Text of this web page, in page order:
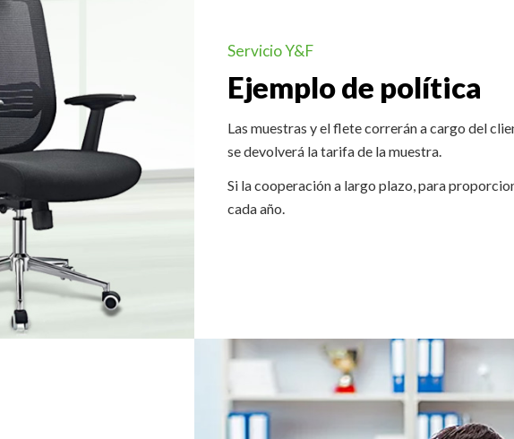
Servicio Y&F
Ejemplo de política
Las muestras y el flete correrán a cargo del
se devolverá la tarifa de la muestra.
Si la cooperación a largo plazo, para
cada año.